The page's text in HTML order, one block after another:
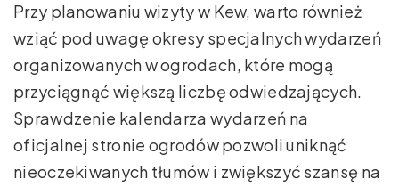
Przy planowaniu wizyty w Kew, warto również
wziąć pod uwagę okresy specjalnych wydarzeń
organizowanych w ogrodach, które mogą
przyciągnąć większą liczbę odwiedzających.
Sprawdzenie kalendarza wydarzeń na
oficjalnej stronie ogrodów pozwoli uniknąć
nieoczekiwanych tłumów i zwiększyć szansę na